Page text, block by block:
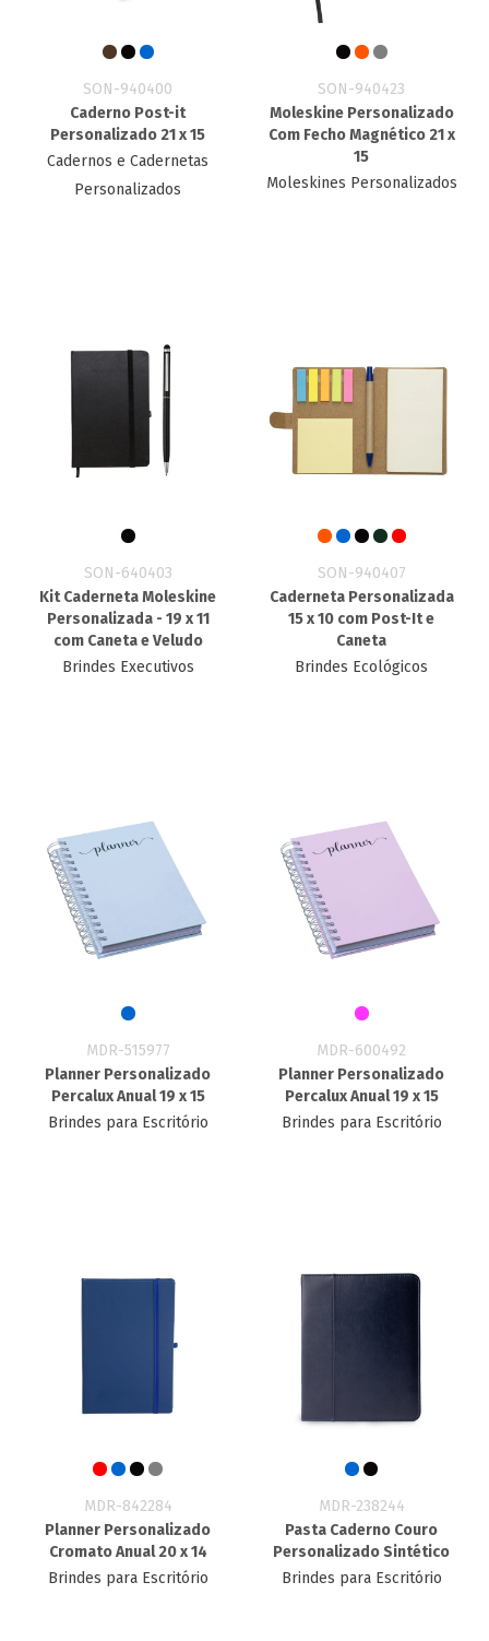
SON-940400
Caderno Post-it
Personalizado​ 21 x 15
Cadernos e Cadernetas
Personalizados
SON-940423
Moleskine Personalizado
Com Fecho Magnético 21 x
15
Moleskines Personalizados
SON-640403
Kit Caderneta Moleskine
Personalizada​ - 19 x 11
com Caneta e Veludo
Brindes Executivos
SON-940407
Caderneta Personalizada
15 x 10 com Post-It e
Caneta
Brindes Ecológicos
MDR-515977
Planner Personalizado
Percalux Anual 19 x 15
Brindes para Escritório
MDR-600492
Planner Personalizado
Percalux Anual 19 x 15
Brindes para Escritório
MDR-842284
Planner Personalizado
Cromato Anual 20 x 14
Brindes para Escritório
MDR-238244
Pasta Caderno Couro
Personalizado Sintético
Brindes para Escritório